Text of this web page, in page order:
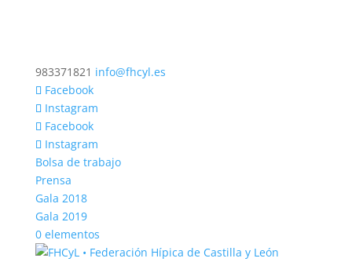
983371821 info@fhcyl.es
Facebook
Instagram
Facebook
Instagram
Bolsa de trabajo
Prensa
Gala 2018
Gala 2019
0 elementos